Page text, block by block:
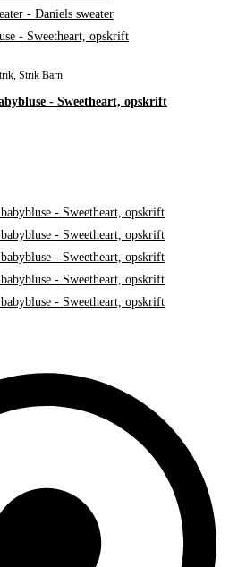
Strik Barn
- Sweetheart, opskrift